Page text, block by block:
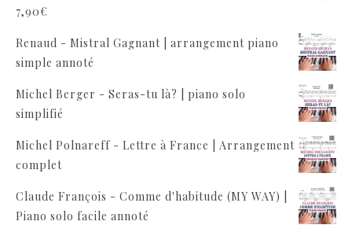
7,90€
Renaud - Mistral Gagnant | arrangement piano
simple annoté
Michel Berger - Seras-tu là? | piano solo
simplifié
Michel Polnareff - Lettre à France | Arrangement
complet
Claude François - Comme d'habitude (MY WAY) |
Piano solo facile annoté